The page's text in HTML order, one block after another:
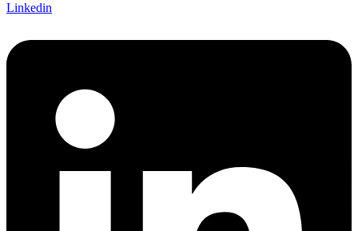
Linkedin